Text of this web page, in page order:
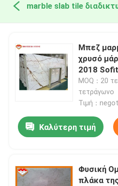
marble slab tile
Μπεζ
χρυσό
2018
MOQ：20
τετράγωνο
Τιμή：
Καλύτερη τιμή
Φυσική
πλάκα